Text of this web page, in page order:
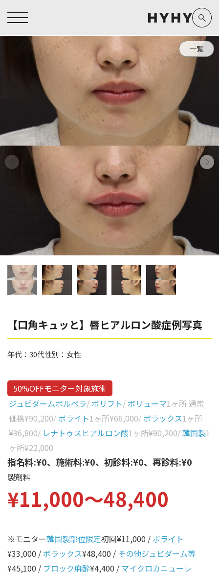
ヒアルロン酸注入症例一覧
医療脱毛症例一覧
アートメイク症例一覧
クリニック一覧
医師一覧
看護師一覧
新着情報
運営元情報
よくあるご質問
お問い合わせ
プライバシーポリシー
未成年の方へ
規約
コラム
ヒアルロン酸注入 医療脱毛
担当医師から探す
高橋 希
東山 麻伊子
阿部 竜介
Parts
部位から探す
額
こめかみ
眉間
眉上
目の上
涙袋
眼窩縁（目の下）
ゴルゴライン
鼻
ほうれい線
唇
口角
Preparation
製剤から探す
ボラックス
ボリューマ
ボリフト
ボルベラ
ボライト
レナトゥスヒアルロン酸
ダイヤモンドフィール/ピ
リジュラン
目の下のクマ取り
その他
Gender
女性
その他
Age
年代から探す
一覧
【口角キュッと】唇ヒアルロン酸症例写真
年代： 30代性別： 女性
50%OFFモニター対象施術
ジュビダームボルベラ/ ボリフト/ ボリューマ1ヶ所 通常
価格¥90,200/ ボライト1ヶ所¥66,000/ ボラックス1ヶ所
¥96,800/ レナトゥスヒアルロン酸1ヶ所¥90,200/韓国製1
ヶ所¥22,000
指名料:¥0、施術料:¥0、初診料:¥0、再診料:¥0
製剤料
¥11,000〜48,400
※モニター韓国製部位限定初回¥11,000 / ボライト
¥33,000 / ボラックス¥48,400 / その他ジュビダーム等
¥45,100 / ブロック麻酔¥4,400 / マイクロカニューレ